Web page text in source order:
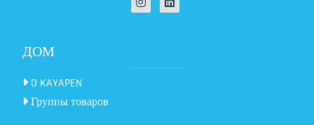
ДОМ
O KAYAPEN
Группы товаров